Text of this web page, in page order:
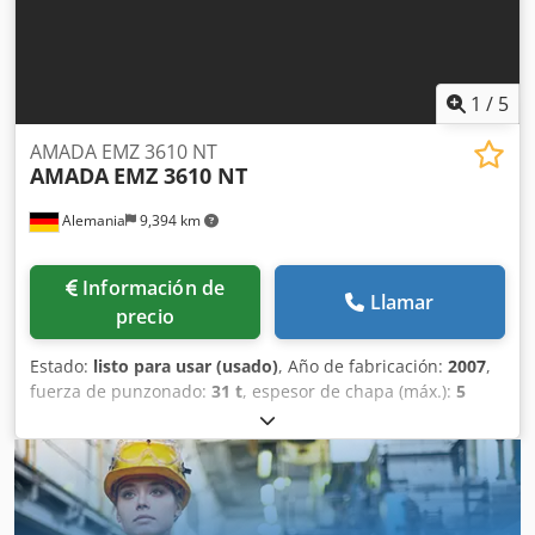
1 / 5
Alemania 9,394 km
AMADA EMZ 3610 NT
AMADA EMZ 3610 NT
Información de
precio
Llamar
Estado: listo para usar (usado), Año de fabricación: 2007,
fuerza de punzonado: 31 t, espesor de chapa (máx.): 5
2,500 mm
mm, peso total:21,000 kg, carga de la mesa:160 kg,
número de ejes:2, Punzonadora CNC fabricada en 2007.
Esta AMADA EMZ 3610 NT cuenta con una fuerza de
prensado de 300 kN y una carrera de 2500 mm en el eje X